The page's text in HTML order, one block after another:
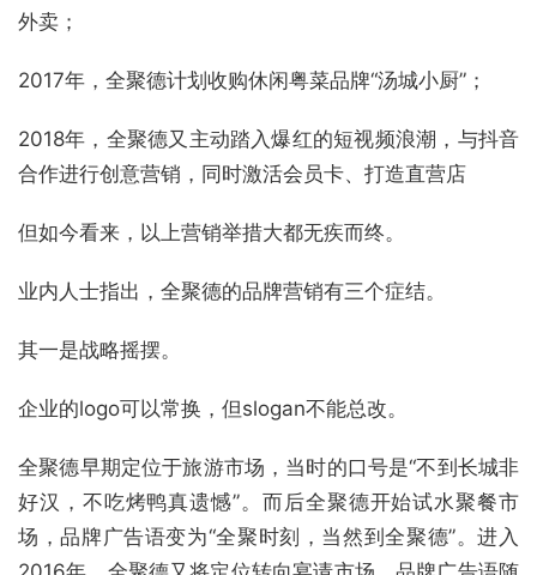
外卖；
2017年，全聚德计划收购休闲粤菜品牌“汤城小厨”；
2018年，全聚德又主动踏入爆红的短视频浪潮，与抖音
合作进行创意营销，同时激活会员卡、打造直营店
但如今看来，以上营销举措大都无疾而终。
业内人士指出，全聚德的品牌营销有三个症结。
其一是战略摇摆。
企业的logo可以常换，但slogan不能总改。
全聚德早期定位于旅游市场，当时的口号是“不到长城非
好汉，不吃烤鸭真遗憾”。而后全聚德开始试水聚餐市
场，品牌广告语变为“全聚时刻，当然到全聚德”。进入